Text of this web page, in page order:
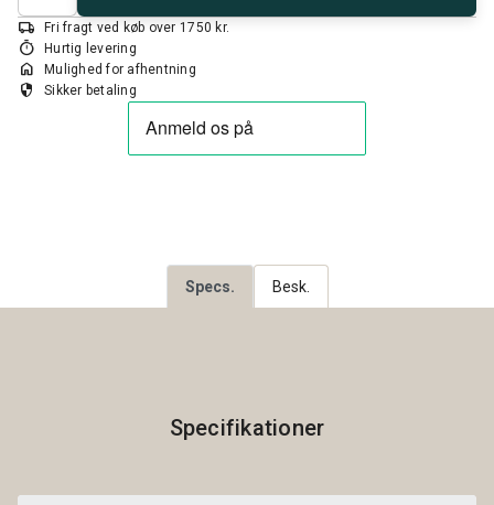
local_shipping Fri fragt ved køb over 1750 kr.
timer Hurtig levering
home Mulighed for afhentning
security Sikker betaling
Specs. Besk.
Specifikationer